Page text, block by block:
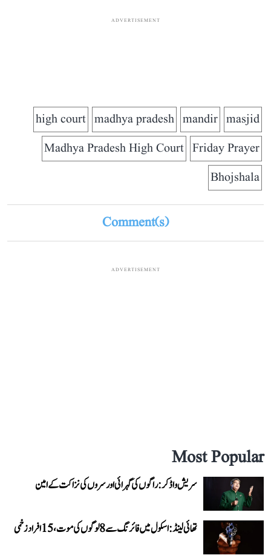
ADVERTISEMENT
masjid
mandir
madhya pradesh
high court
Friday Prayer
Madhya Pradesh High Court
Bhojshala
Comment(s)
ADVERTISEMENT
Most Popular
سریش واڈکر: راگوں کی گہرائی اور سروں کی نزاکت کے امین
تھائی لینڈ: اسکول میں فائرنگ سے 8 لوگوں کی موت، 15 افراد زخمی